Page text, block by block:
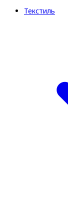
Текстиль